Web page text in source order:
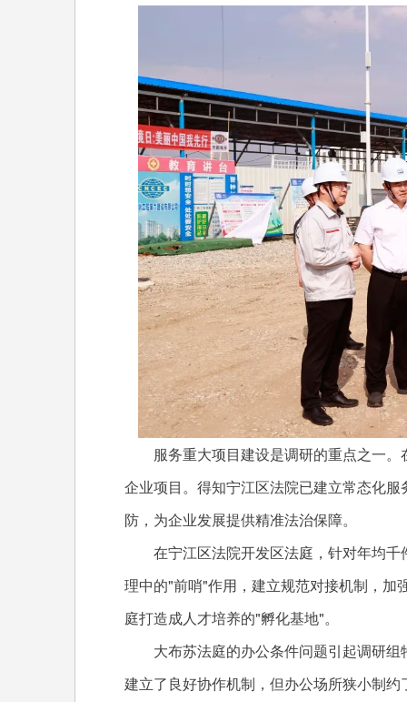
服务重大项目建设是调研的重点之一。
企业项目。得知宁江区法院已建立常态化
防，为企业发展提供精准法治保障。
在宁江区法院开发区法庭，针对年均千
理中的"前哨"作用，建立规范对接机制，加
庭打造成人才培养的"孵化基地"。
大布苏法庭的办公条件问题引起调研组
建立了良好协作机制，但办公场所狭小制